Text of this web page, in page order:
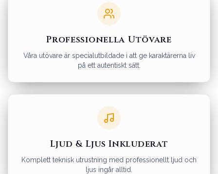
Professionella Utövare
Våra utövare är specialutbildade i att ge karaktärerna liv
på ett autentiskt sätt.
Ljud & Ljus Inkluderat
Komplett teknisk utrustning med professionellt ljud och
ljus ingår alltid.